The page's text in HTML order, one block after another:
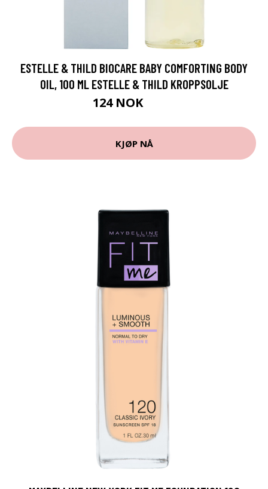
ESTELLE & THILD BIOCARE BABY COMFORTING BODY
OIL, 100 ML ESTELLE & THILD KROPPSOLJE
124 NOK
KJØP NÅ